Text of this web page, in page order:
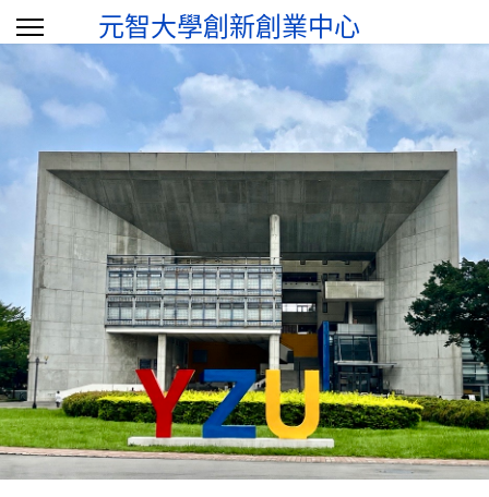
元智大學創新創業中心